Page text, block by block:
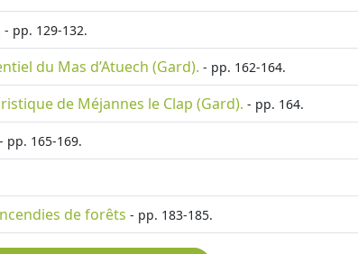
- pp. 129-132.
du Mas d’Atuech (Gard). - pp. 162-164.
de Méjannes le Clap (Gard). - pp. 164.
- pp. 165-169.
de forêts - pp. 183-185.